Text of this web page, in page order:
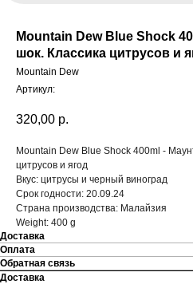
Mountain Dew Blue Shock
шок. Классика цитрусов и
Mountain Dew
Артикул:
320,00 р.
Mountain Dew Blue Shock 400ml -
цитрусов и ягод
Вкус: цитрусы и черный виноград
Срок годности: 20.09.24
Страна производства: Малайзия
Weight: 400 g
Доставка
Оплата
Обратная связь
Доставка